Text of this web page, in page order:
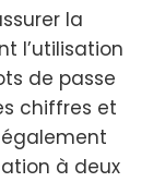
la
l’utilisation
de passe
chiffres et
à deux